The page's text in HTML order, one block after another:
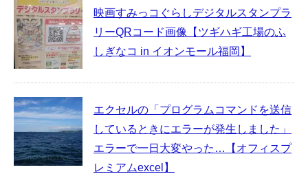
映画すみっコぐらしデジタルスタンプラ
リーQRコード画像【ツギハギ工場のふ
しぎなコ in イオンモール福岡】
エクセルの「プログラムコマンドを送信
しているときにエラーが発生しました」
エラーで一日大変やった…【オフィスプ
レミアムexcel】